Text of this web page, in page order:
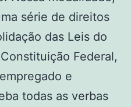
série de direitos
das Leis do
Federal,
e
todas as verbas